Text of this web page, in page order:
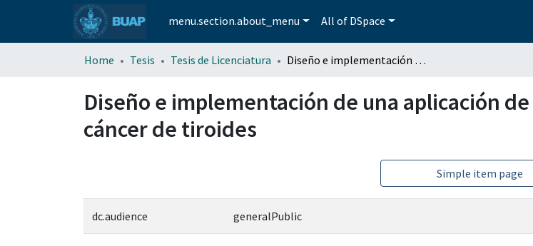
menu.section.about_menu All of DSpace
Home Tesis Tesis de Licenciatura Diseño e implementación de una aplicación de base de datos de pacientes de cáncer de tiroides
Diseño e implementación de una aplicación
cáncer de tiroides
Simple item page
dc.audience generalPublic